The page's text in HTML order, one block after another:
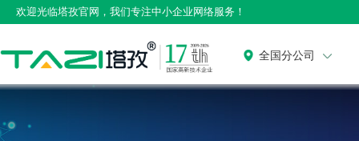
欢迎光临塔孜官网，我们专注中小企业网络服务！
全国分公司